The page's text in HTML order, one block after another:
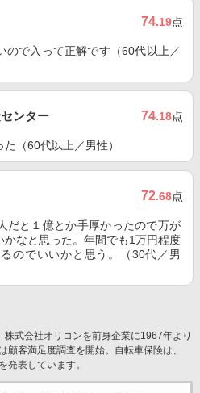
74.19点
ので入って正解です（60代以上／
ンター 74.18点
（60代以上／男性）
72.68点
だと１億とか手厚かったので万が
なと思った。年間でも1万円程度
のでいいかと思う。（30代／男
株式会社オリコンを前身企業に1967年より
顧客満足度調査を開始。自転車保険は、
発表しています。